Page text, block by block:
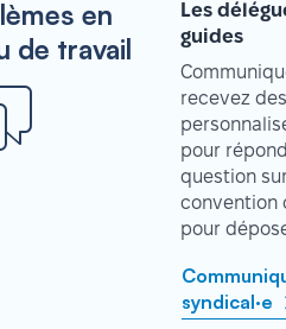
en
de travail
Les
guides
recevez
pour
question
convention
pour
syndical·e